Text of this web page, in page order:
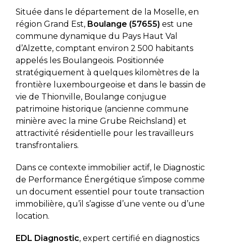
Située dans le département de la Moselle, en
région Grand Est, Boulange (57655) est une
commune dynamique du Pays Haut Val
d’Alzette, comptant environ 2 500 habitants
appelés les Boulangeois. Positionnée
stratégiquement à quelques kilomètres de la
frontière luxembourgeoise et dans le bassin de
vie de Thionville, Boulange conjugue
patrimoine historique (ancienne commune
minière avec la mine Grube Reichsland) et
attractivité résidentielle pour les travailleurs
transfrontaliers.
Dans ce contexte immobilier actif, le Diagnostic
de Performance Énergétique s’impose comme
un document essentiel pour toute transaction
immobilière, qu’il s’agisse d’une vente ou d’une
location.
EDL Diagnostic, expert certifié en diagnostics